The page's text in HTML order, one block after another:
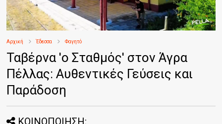
Αρχική Έδεσσα Φαγητό
Ταβέρνα 'ο Σταθμός' στον Άγρα
Πέλλας: Αυθεντικές Γεύσεις και
Παράδοση
ΚΟΙΝΟΠΟΙΗΣΗ: